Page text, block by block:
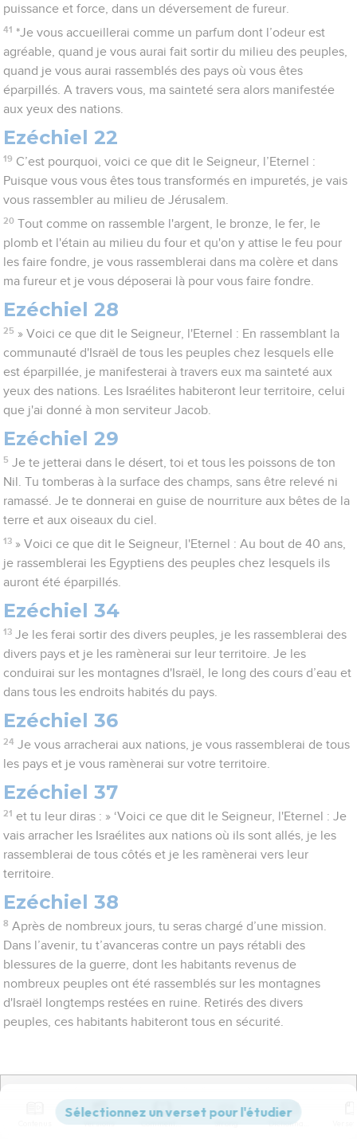
Versions Commentaires Strong
puissance et force, dans un déversement de fureur.
41 *Je vous accueillerai comme un parfum dont l’odeur est
agréable, quand je vous aurai fait sortir du milieu des peuples,
quand je vous aurai rassemblés des pays où vous êtes
éparpillés. A travers vous, ma sainteté sera alors manifestée
aux yeux des nations.
Ezéchiel 22
19 C’est pourquoi, voici ce que dit le Seigneur, l’Eternel :
Puisque vous vous êtes tous transformés en impuretés, je vais
vous rassembler au milieu de Jérusalem.
20 Tout comme on rassemble l'argent, le bronze, le fer, le
plomb et l'étain au milieu du four et qu'on y attise le feu pour
les faire fondre, je vous rassemblerai dans ma colère et dans
ma fureur et je vous déposerai là pour vous faire fondre.
Ezéchiel 28
25 » Voici ce que dit le Seigneur, l'Eternel : En rassemblant la
communauté d'Israël de tous les peuples chez lesquels elle
est éparpillée, je manifesterai à travers eux ma sainteté aux
yeux des nations. Les Israélites habiteront leur territoire, celui
que j'ai donné à mon serviteur Jacob.
Ezéchiel 29
5 Je te jetterai dans le désert, toi et tous les poissons de ton
Nil. Tu tomberas à la surface des champs, sans être relevé ni
ramassé. Je te donnerai en guise de nourriture aux bêtes de la
terre et aux oiseaux du ciel.
13 » Voici ce que dit le Seigneur, l'Eternel : Au bout de 40 ans,
je rassemblerai les Egyptiens des peuples chez lesquels ils
auront été éparpillés.
Ezéchiel 34
13 Je les ferai sortir des divers peuples, je les rassemblerai des
divers pays et je les ramènerai sur leur territoire. Je les
conduirai sur les montagnes d'Israël, le long des cours d’eau et
dans tous les endroits habités du pays.
Ezéchiel 36
24 Je vous arracherai aux nations, je vous rassemblerai de tous
les pays et je vous ramènerai sur votre territoire.
Ezéchiel 37
21 et tu leur diras : » ‘Voici ce que dit le Seigneur, l'Eternel : Je
vais arracher les Israélites aux nations où ils sont allés, je les
rassemblerai de tous côtés et je les ramènerai vers leur
territoire.
Ezéchiel 38
8 Après de nombreux jours, tu seras chargé d’une mission.
Dans l’avenir, tu t’avanceras contre un pays rétabli des
blessures de la guerre, dont les habitants revenus de
nombreux peuples ont été rassemblés sur les montagnes
d'Israël longtemps restées en ruine. Retirés des divers
peuples, ces habitants habiteront tous en sécurité.
Afficher tous les 121 versets relatifs